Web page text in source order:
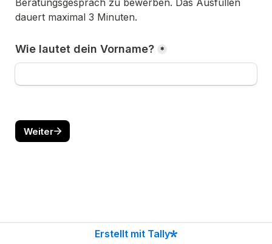
Beratungsgespräch zu bewerben. Das Ausfüllen
dauert maximal 3 Minuten.
Wie lautet dein Vorname? *
Weiter
Erstellt mit Tally